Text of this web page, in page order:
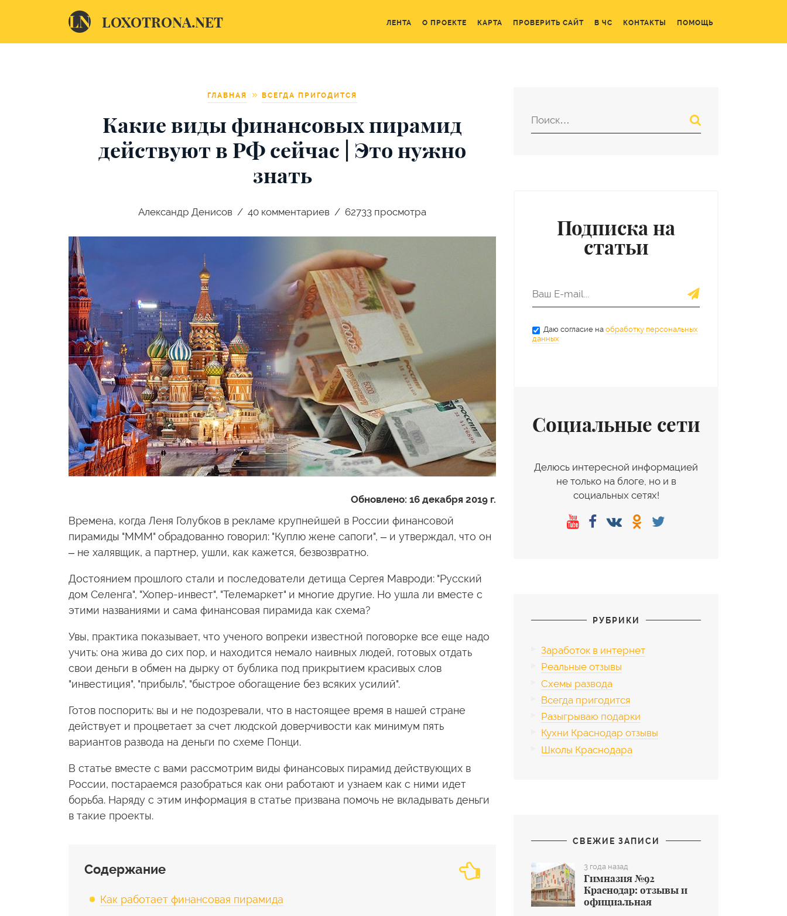
LOXOTRONA.NET ЛЕНТА О ПРОЕКТЕ КАРТА ПРОВЕРИТЬ САЙТ В ЧС КОНТАКТЫ ПОМОЩЬ
ГЛАВНАЯ ВСЕГДА ПРИГОДИТСЯ
Какие виды финансовых пирамид
действуют в РФ сейчас | Это нужно
знать
Александр Денисов 40 комментариев 62733 просмотра
Обновлено: 16 декабря 2019 г.
Времена, когда Леня Голубков в рекламе крупнейшей в России финансовой
пирамиды "МММ" обрадованно говорил: "Куплю жене сапоги", – и утверждал, что он
– не халявщик, а партнер, ушли, как кажется, безвозвратно.
Достоянием прошлого стали и последователи детища Сергея Мавроди: "Русский
дом Селенга", "Хопер-инвест", "Телемаркет" и многие другие. Но ушла ли вместе с
этими названиями и сама финансовая пирамида как схема?
Увы, практика показывает, что ученого вопреки известной поговорке все еще надо
учить: она жива до сих пор, и находится немало наивных людей, готовых отдать
свои деньги в обмен на дырку от бублика под прикрытием красивых слов
"инвестиция", "прибыль", "быстрое обогащение без всяких усилий".
Готов поспорить: вы и не подозревали, что в настоящее время в нашей стране
действует и процветает за счет людской доверчивости как минимум пять
вариантов развода на деньги по схеме Понци.
В статье вместе с вами рассмотрим виды финансовых пирамид действующих в
России, постараемся разобраться как они работают и узнаем как с ними идет
борьба. Наряду с этим информация в статье призвана помочь не вкладывать деньги
в такие проекты.
Содержание
Как работает финансовая пирамида
Подписка на
статьи
Даю согласие наобработку персональных
данных
Социальные сети
Делюсь интересной информацией
не только на блоге, но и в
социальных сетях!
РУБРИКИ
Заработок в интернет
Реальные отзывы
Схемы развода
Всегда пригодится
Разыгрываю подарки
Кухни Краснодар отзывы
Школы Краснодара
СВЕЖИЕ ЗАПИСИ
3 года назад
Гимназия №92
Краснодар: отзывы и
официальная